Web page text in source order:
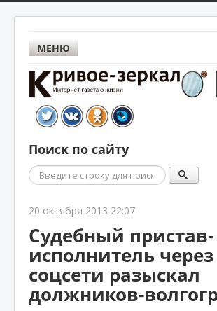
МЕНЮ
Поиск по сайту
Поиск
20 октября 2013 22:07
Судебный пристав-
исполнитель через
соцсети разыскал
должников-